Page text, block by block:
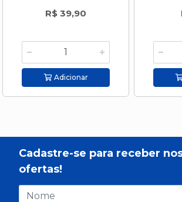
R$ 39,90
Adicionar
Cadastre-se para receber
ofertas!